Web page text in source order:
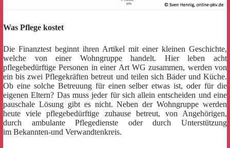
Was Pflege kostet
Die Finanztest beginnt ihren Artikel mit einer kleinen Geschichte,
welche von einer Wohngruppe handelt. Hier leben acht
pflegebedürftige Personen in einer Art WG zusammen, werden von
ein bis zwei Pflegekräften betreut und teilen sich Bäder und Küche.
Ob eine solche Betreuung für einen selber etwas ist, oder für die
eigenen Eltern? Das muss jeder für sich allein entscheiden und eine
pauschale Lösung gibt es nicht. Neben der Wohngruppe werden
heute viele pflegebedürftige zuhause betreut, von Angehörigen,
durch ambulante Pflegedienste oder durch Unterstützung
im Bekannten-und Verwandtenkreis.